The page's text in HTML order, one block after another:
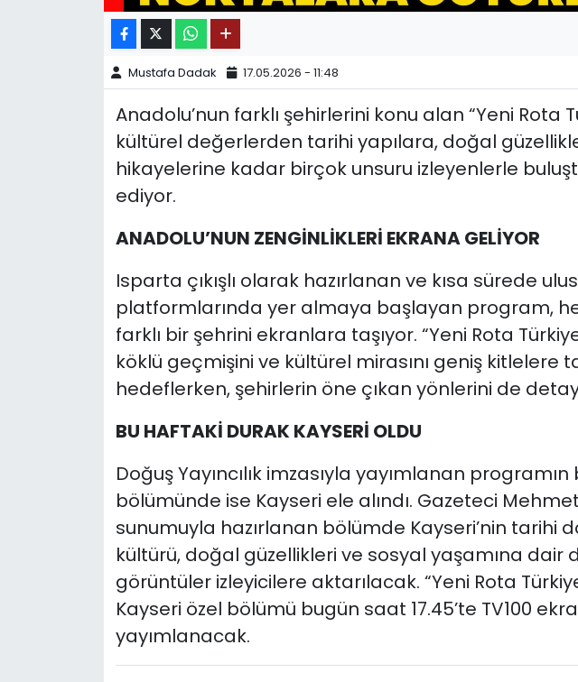
Mustafa Dadak 17.05.2026 - 11:48
Anadolu’nun farklı şehirlerini konu alan “Yeni Rota
kültürel değerlerden tarihi yapılara, doğal
hikayelerine kadar birçok unsuru izleyenlerle
ediyor.
ANADOLU’NUN ZENGİNLİKLERİ EKRANA GELİYOR
Isparta çıkışlı olarak hazırlanan ve kısa sürede
platformlarında yer almaya başlayan program,
farklı bir şehrini ekranlara taşıyor. “Yeni Rota
köklü geçmişini ve kültürel mirasını geniş kitlelere
hedeflerken, şehirlerin öne çıkan yönlerini de
BU HAFTAKİ DURAK KAYSERİ OLDU
Doğuş Yayıncılık imzasıyla yayımlanan
bölümünde ise Kayseri ele alındı. Gazeteci Mehmet
sunumuyla hazırlanan bölümde Kayseri’nin tarihi
kültürü, doğal güzellikleri ve sosyal yaşamına dair
görüntüler izleyicilere aktarılacak. “Yeni Rota
Kayseri özel bölümü bugün saat 17.45’te TV100
yayımlanacak.